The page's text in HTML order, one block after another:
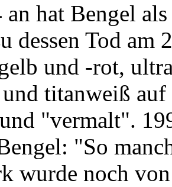
an hat Bengel
dessen Tod am
und -rot,
titanweiß
"vermalt".
"So
wurde noch